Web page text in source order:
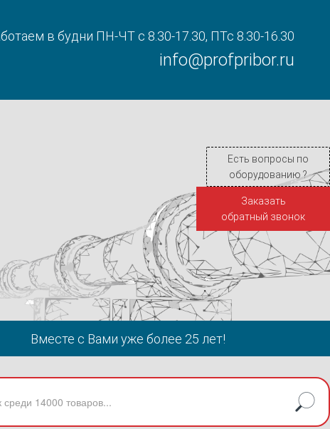
в будни ПН-ЧТ с 8.30-17.30, ПТс 8.30-16.30
info@profpribor.ru
Есть вопросы по
оборудованию ?
Заказать
обратный звонок
Вместе с Вами уже более 25 лет!